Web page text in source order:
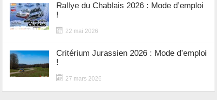
Rallye du Chablais 2026 : Mode d’emploi
!
22 mai 2026
Critérium Jurassien 2026 : Mode d’emploi
!
27 mars 2026